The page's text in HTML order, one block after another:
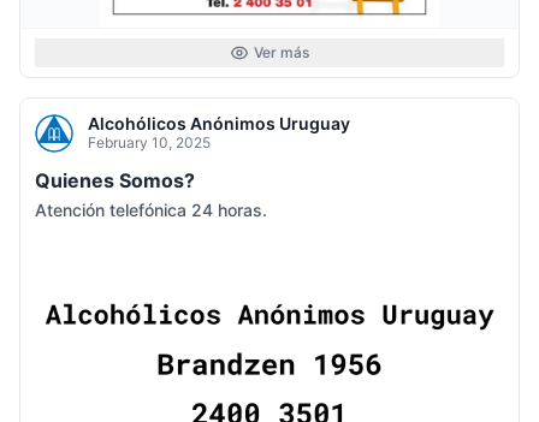
Ver más
Alcohólicos Anónimos Uruguay
February 10, 2025
Quienes Somos?
Atención telefónica 24 horas.